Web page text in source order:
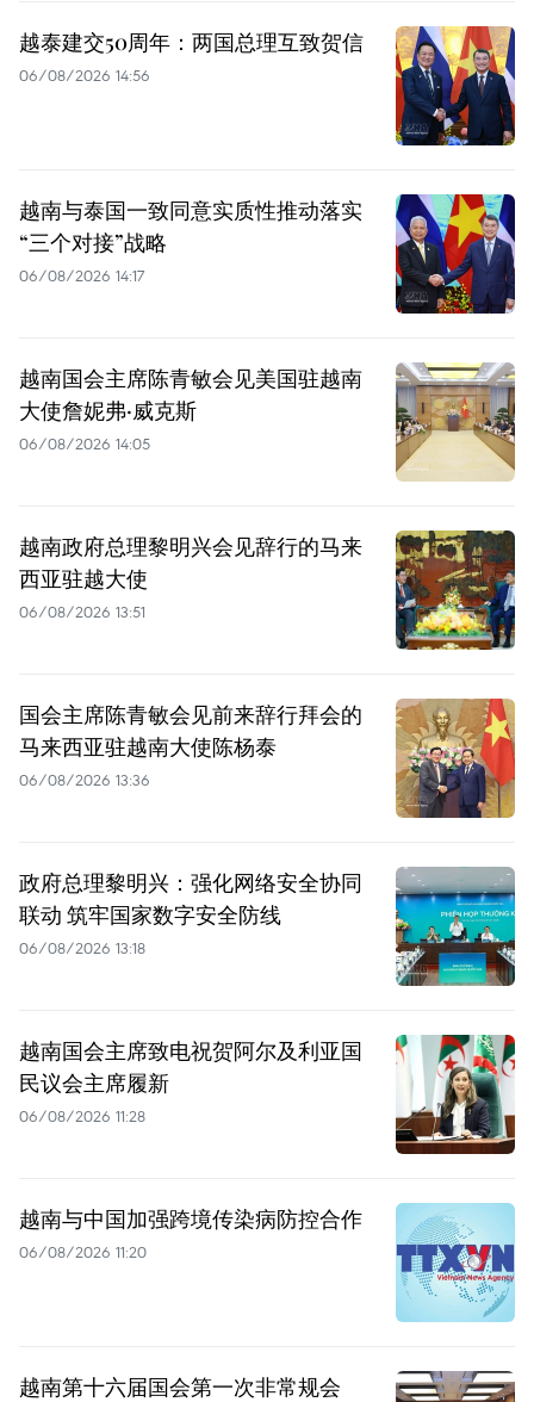
越泰建交50周年：两国总理互致贺信
06/08/2026 14:56
越南与泰国一致同意实质性推动落实
“三个对接”战略
06/08/2026 14:17
越南国会主席陈青敏会见美国驻越南
大使詹妮弗·威克斯
06/08/2026 14:05
越南政府总理黎明兴会见辞行的马来
西亚驻越大使
06/08/2026 13:51
国会主席陈青敏会见前来辞行拜会的
马来西亚驻越南大使陈杨泰
06/08/2026 13:36
政府总理黎明兴：强化网络安全协同
联动 筑牢国家数字安全防线
06/08/2026 13:18
越南国会主席致电祝贺阿尔及利亚国
民议会主席履新
06/08/2026 11:28
越南与中国加强跨境传染病防控合作
06/08/2026 11:20
越南第十六届国会第一次非常规会